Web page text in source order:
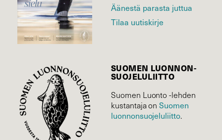
Äänestä parasta juttua
Tilaa uutiskirje
SUOMEN LUONNON­
SUOJELU­LIITTO
Suomen Luonto -lehden
kustantaja onSuomen
luonnonsuojelu­liitto.